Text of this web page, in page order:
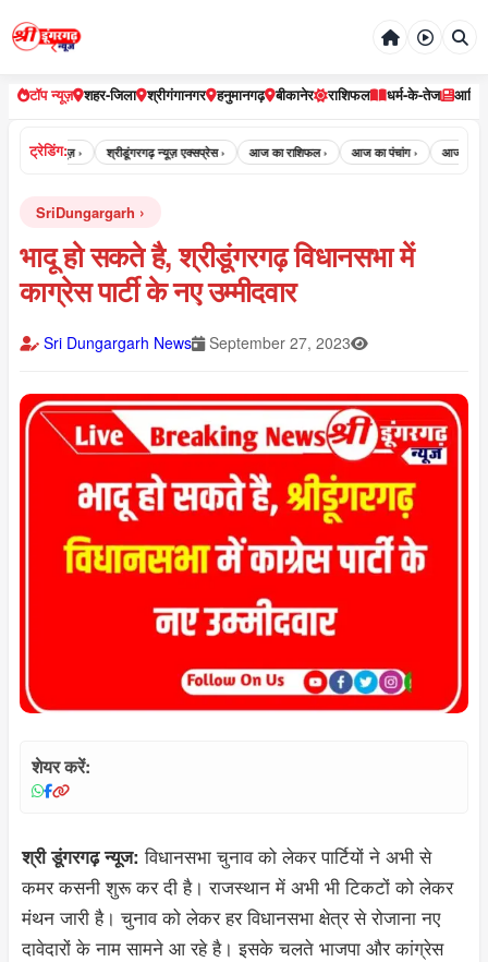
टॉप न्यूज़ शहर-जिला श्रीगंगानगर हनुमानगढ़ बीकानेर राशिफल धर्म-के-तेज
ट्रेडिंग:
डूंगरगढ़ न्यूज़ › श्रीडूंगरगढ़ न्यूज़ एक्सप्रेस › आज का राशिफल › आज का पंचांग › आज का पंचांग
SriDungargarh
भादू हो सकते है, श्रीडूंगरगढ़ विधानसभा में
काग्रेस पार्टी के नए उम्मीदवार
Sri Dungargarh News September 27, 2023
शेयर करें:
श्री डूंगरगढ़ न्यूज: विधानसभा चुनाव को लेकर पार्टियों ने अभी से
कमर कसनी शुरू कर दी है। राजस्थान में अभी भी टिकटों को लेकर
मंथन जारी है। चुनाव को लेकर हर विधानसभा क्षेत्र से रोजाना नए
दावेदारों के नाम सामने आ रहे है। इसके चलते भाजपा और कांग्रेस